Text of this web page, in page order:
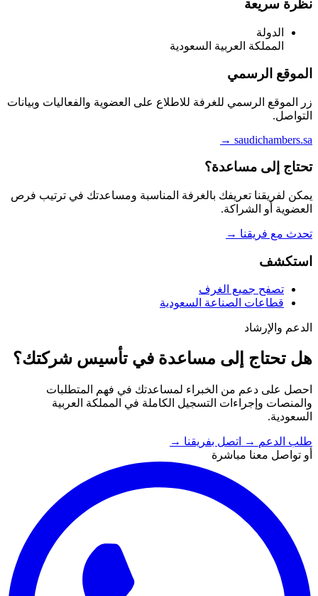
نظرة سريعة
الدولة
المملكة العربية السعودية
الموقع الرسمي
زر الموقع الرسمي للغرفة للاطلاع على العضوية والفعاليات وبيانات
التواصل.
saudichambers.sa
→
تحتاج إلى مساعدة؟
يمكن لفريقنا تعريفك بالغرفة المناسبة ومساعدتك في ترتيب فرص
العضوية أو الشراكة.
تحدث مع فريقنا →
استكشف
تصفح جميع الغرف
قطاعات الصناعة السعودية
الدعم والإرشاد
هل تحتاج إلى مساعدة في تأسيس شركتك؟
احصل على دعم من الخبراء لمساعدتك في فهم المتطلبات
والمنصات وإجراءات التسجيل الكاملة في المملكة العربية
السعودية.
طلب الدعم → اتصل بفريقنا →
أو تواصل معنا مباشرة